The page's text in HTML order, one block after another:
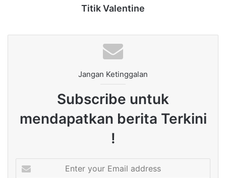
Titik Valentine
Jangan Ketinggalan
Subscribe untuk
mendapatkan berita Terkini
!
your